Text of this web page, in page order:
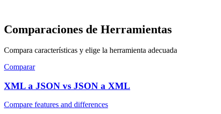
Comparaciones de Herramientas
Compara características y elige la herramienta adecuada
Comparar
XML a JSON vs JSON a XML
Compare features and differences